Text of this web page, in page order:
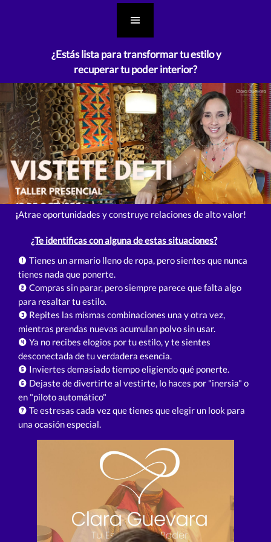
¿Estás lista para transformar tu estilo y
recuperar tu poder interior?
¡Atrae oportunidades y construye relaciones de alto valor!
¿Te identificas con alguna de estas situaciones?
Tienes un armario lleno de ropa, pero sientes que nunca
tienes nada que ponerte.
Compras sin parar, pero siempre parece que falta algo
para resaltar tu estilo.
Repites las mismas combinaciones una y otra vez,
mientras prendas nuevas acumulan polvo sin usar.
Ya no recibes elogios por tu estilo, y te sientes
desconectada de tu verdadera esencia.
Inviertes demasiado tiempo eligiendo qué ponerte.
Dejaste de divertirte al vestirte, lo haces por "inersia" o
en "piloto automático"
Te estresas cada vez que tienes que elegir un look para
una ocasión especial.